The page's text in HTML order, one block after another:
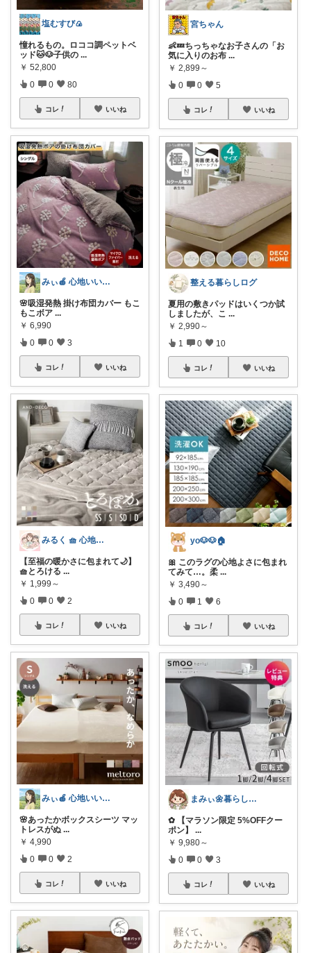
塩むすび🍙
憧れるもの。ロココ調ペットベ
ッド🐱🐶子供の ...
￥ 52,800
0 0 80
コレ いいね
みぃ🍎 心地いい暮らし
🌸吸湿発熱 掛け布団カバー もこ
もこボア ...
￥ 6,990
0 0 3
コレ いいね
みるく 🧺 心地よい、上質な暮らしを
【至福の暖かさに包まれて🌙】
🧺とろける ...
￥ 1,999～
0 0 2
コレ いいね
みぃ🍎 心地いい暮らし
🌸あったかボックスシーツ マッ
トレスがぬ ...
￥ 4,990
0 0 2
コレ いいね
宮ちゃん
👶💤ちっちゃなお子さんの「お
気に入りのお布 ...
￥ 2,899～
0 0 5
コレ いいね
整える暮らしログ
夏用の敷きパッドはいくつか試
しましたが、こ ...
￥ 2,990～
1 0 10
コレ いいね
yo🐶🐶🏠
🎀 このラグの心地よさに包まれ
てみて…。柔 ...
￥ 3,490～
0 1 6
コレ いいね
まみぃ🌼暮らしの便利グッズ｜毎日朝コレ
✿ 【マラソン限定 5%OFFクー
ポン】 ...
￥ 9,980～
0 0 3
コレ いいね